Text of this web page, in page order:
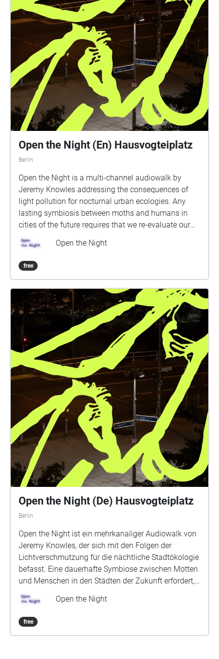
Geolokalisierung online zugänglich ist.
events throughout Germany’s and Berlin’s moved
history. Sound and media artist Georg Klein – who
has known the area ever since 1987 – uncovers the
different layers, revives long-lost voices out of radio
archives and weaves them with his own memories.
By means of a special recording technique, these are
projected back into the space to create an unsettling
temporospatial game.
Open the Night (En) Hausvogteiplatz
Berlin
Open the Night is a multi-channel audiowalk by
Jeremy Knowles addressing the consequences of
light pollution for nocturnal urban ecologies. Any
lasting symbiosis between moths and humans in
cities of the future requires that we re-evaluate our
relationship with darkness: we must reclaim our
wildness. The survival of moths, and therefore of
ourselves as a species wholly reliant upon the vital
role that moths play as nocturnal pollinators, hinges
night. Urban moths have taken one step closer to our
diurnal experience of time by desensitising their
attraction to artificial light. What will be our next
evolutionary move? Simply put on your headphones
and explore the area to discover what moths have to
say. Also available in German and in German Sign
Language (DGS).
Open the Night
free
Open the Night (De) Hausvogteiplatz
Berlin
Open the Night ist ein mehrkanaliger Audiowalk von
Jeremy Knowles, der sich mit den Folgen der
Lichtverschmutzung für die nächtliche Stadtökologie
befasst. Eine dauerhafte Symbiose zwischen Motten
und Menschen in den Städten der Zukunft erfordert,
dass wir unsere Beziehung zur Dunkelheit neu
bewerten: Wir müssen unsere Wildheit
zurückgewinnen. Das Überleben der Motten und
damit auch unser eigenes Überleben als Spezies, die
Open the Night
free